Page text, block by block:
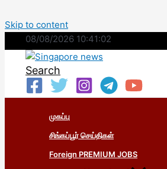
Skip to content
08/08/2026 10:41:03
Search
முகப்பு
சிங்கப்பூர் செய்திகள்
Foreign PREMIUM JOBS